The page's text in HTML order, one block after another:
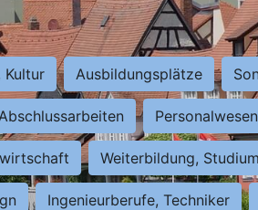
Kultur Ausbildungsplätze
Personalwesen
Weiterbildung,
Ingenieurberufe, Techniker